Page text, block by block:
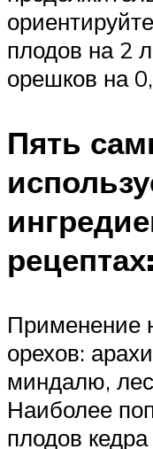
плодов на 2
орешков на
Пять
рецептах:
Применение
орехов:
миндалю,
Наиболее
плодов